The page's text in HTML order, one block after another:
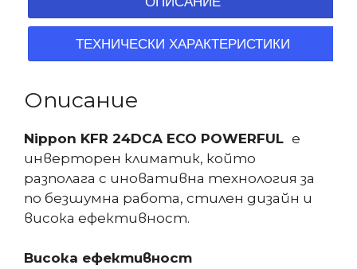
ТЕХНИЧЕСКИ ХАРАКТЕРИСТИКИ
Описание
Nippon KFR 24DCA ECO POWERFUL e
инверторен климатик, който
разполага с иновативна технология за
по безшумна работа, стилен дизайн и
висока ефективност.
Висока ефективност